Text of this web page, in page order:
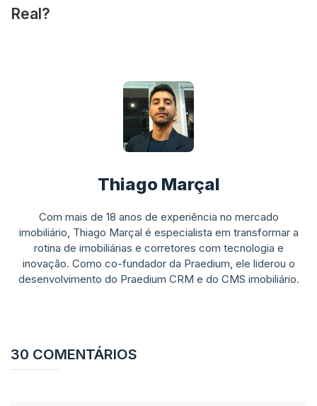
Real?
Thiago Marçal
Com mais de 18 anos de experiência no mercado
imobiliário, Thiago Marçal é especialista em transformar a
rotina de imobiliárias e corretores com tecnologia e
inovação. Como co-fundador da Praedium, ele liderou o
desenvolvimento do Praedium CRM e do CMS imobiliário.
30 COMENTÁRIOS